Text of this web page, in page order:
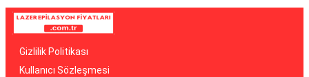
Gizlilik Politikası
Kullanıcı Sözleşmesi